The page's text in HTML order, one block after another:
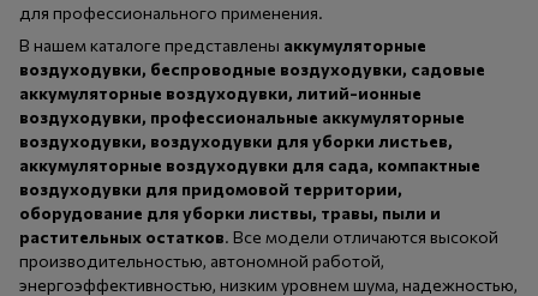
для профессионального применения.
В нашем каталоге представлены аккумуляторные
воздуходувки, беспроводные воздуходувки, садовые
аккумуляторные воздуходувки, литий-ионные
воздуходувки, профессиональные аккумуляторные
воздуходувки, воздуходувки для уборки листьев,
аккумуляторные воздуходувки для сада, компактные
воздуходувки для придомовой территории,
оборудование для уборки листвы, травы, пыли и
растительных остатков. Все модели отличаются высокой
производительностью, автономной работой,
энергоэффективностью, низким уровнем шума, надежностью,